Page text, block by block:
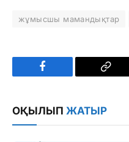
жұмысшы мамандықтар
Facebook
Copy
ОҚЫЛЫП ЖАТЫР